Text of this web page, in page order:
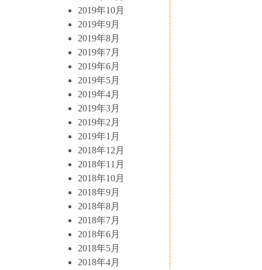
2019年10月
2019年9月
2019年8月
2019年7月
2019年6月
2019年5月
2019年4月
2019年3月
2019年2月
2019年1月
2018年12月
2018年11月
2018年10月
2018年9月
2018年8月
2018年7月
2018年6月
2018年5月
2018年4月